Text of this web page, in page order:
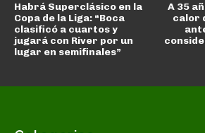
Habrá Superclásico en la
Copa de la Liga: “Boca
clasificó a cuartos y
jugará con River por un
lugar en semifinales”
A 35
calor